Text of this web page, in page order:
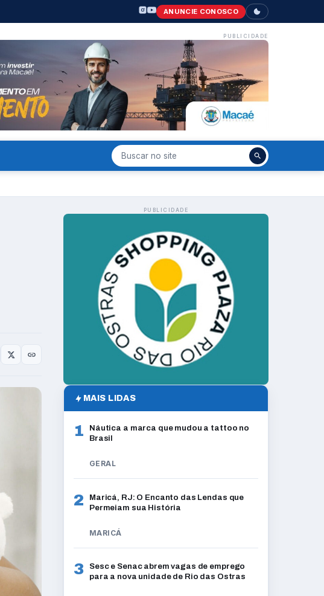
ANUNCIE CONOSCO
PUBLICIDADE
PUBLICIDADE
MAIS LIDAS
1
Náutica a marca que mudou a tattoo no
Brasil
GERAL
2
Maricá, RJ: O Encanto das Lendas que
Permeiam sua História
MARICÁ
3
Sesc e Senac abrem vagas de emprego
para a nova unidade de Rio das Ostras